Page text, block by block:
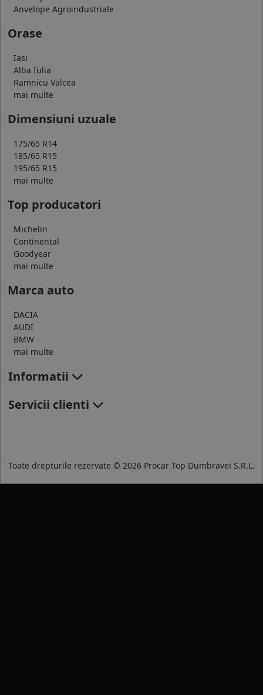
Anvelope Agroindustriale
Orase
Iasi
Alba Iulia
Ramnicu Valcea
mai multe
Dimensiuni uzuale
175/65 R14
185/65 R15
195/65 R15
mai multe
Top producatori
Michelin
Continental
Goodyear
mai multe
Marca auto
DACIA
AUDI
BMW
mai multe
Informatii
Servicii clienti
Toate drepturile rezervate © 2026 Procar Top Dumbravei S.R.L.